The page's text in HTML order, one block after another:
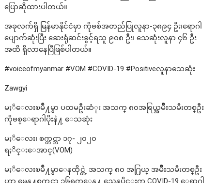
ပြောဆိုထားပါတယ်။
အခုလက်ရှိ မြန်မာနိုင်ငံမှာ ကိုဗစ်အတည်ပြုလူနာ-၃၈၉၄ ဦး၊ရောဂါ
ပျောက်ဆုံးပြီး ဆေးရုံဆင်းခွင့်ရသူ ၉၀၈ ဦး၊ သေဆုံးလူနာ ၄၆ ဦး
အထိ ရှိလာနေပြီဖြစ်ပါတယ်။
#voiceofmyanmar #VOM #COVID-19 #Positiveလူနာသေဆုံး
Zawgyi
မႏၲေလးၿမိဳ႔မွာ ပထမဦးဆံုး အသက္ ၈၀အရြယ္အမ်ိဳးသမီးတစ္ဦး
ကိုဗစ္ေရာဂါပိုးနဲ႔ ေသဆုံး
မႏၲေလး၊ စက္တင္ဘာ ၁၇- ၂၀၂၀
ရႈိင္းေအာင္(VOM)
မႏၲေလးၿမိဳ႔မွာေနထိုင္တဲ့ အသက္ ၈၀ အ႐ြယ္ အမ်ိဳးသမီးတစ္ဦး
ဟာ မေန႔စက္တင္ဘာ ၁၆ရက္ေန႔ ညေနပိုင္းက COVID-19 ေရာဂါ